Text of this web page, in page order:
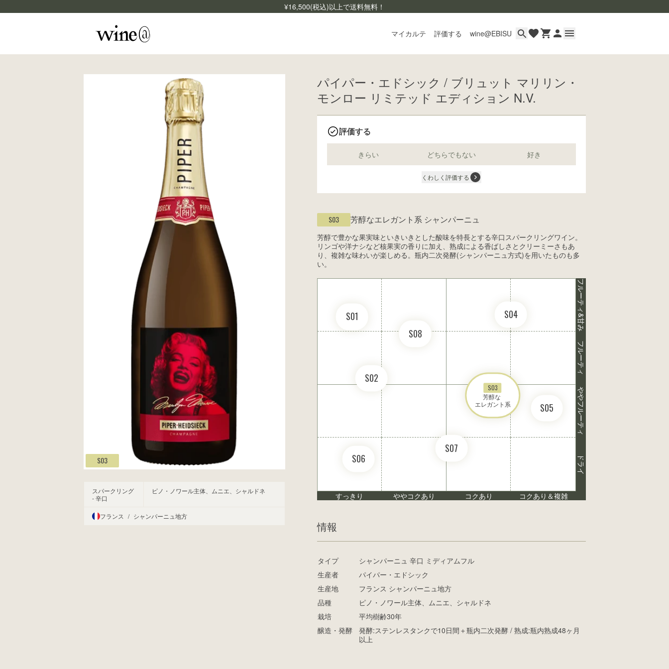
¥16,500(税込)以上で送料無料！
マイカルテ 評価する wine@EBISU
マイカルテ
評価する
wine@EBISU
商品検索
ログイン
ご利用ガイド
wine@とは
S03
スパークリング
- 辛口
ピノ・ノワール主体、ムニエ、シャルドネ
フランス / シャンパーニュ地方
パイパー・エドシック / ブリュット マリリン・
モンロー リミテッド エディション N.V.
評価する
きらい どちらでもない 好き
くわしく評価する
S03 芳醇なエレガント系 シャンパーニュ
芳醇で豊かな果実味といきいきとした酸味を特長とする辛口スパークリングワイン。
リンゴや洋ナシなど核果実の香りに加え、熟成による香ばしさとクリーミーさもあ
り、複雑な味わいが楽しめる。瓶内二次発酵(シャンパーニュ方式)を用いたものも多
い。
S01
S02
S03
芳醇な
エレガント系
S04
S05
S06
S07
S08
フルーティ&甘み
フルーティ
ややフルーティ
ドライ
すっきり ややコクあり コクあり コクあり＆複雑
情報
タイプ
シャンパーニュ 辛口 ミディアムフル
生産者
パイパー・エドシック
生産地
フランス シャンパーニュ地方
品種
ピノ・ノワール主体、ムニエ、シャルドネ
栽培
平均樹齢30年
醸造・発酵
発酵:ステンレスタンクで10日間＋瓶内二次発酵 / 熟成:瓶内熟成48ヶ月
以上